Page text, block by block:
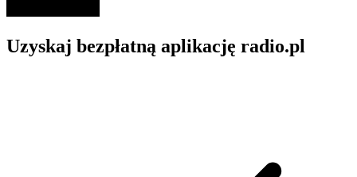
Uzyskaj bezpłatną aplikację radio.pl